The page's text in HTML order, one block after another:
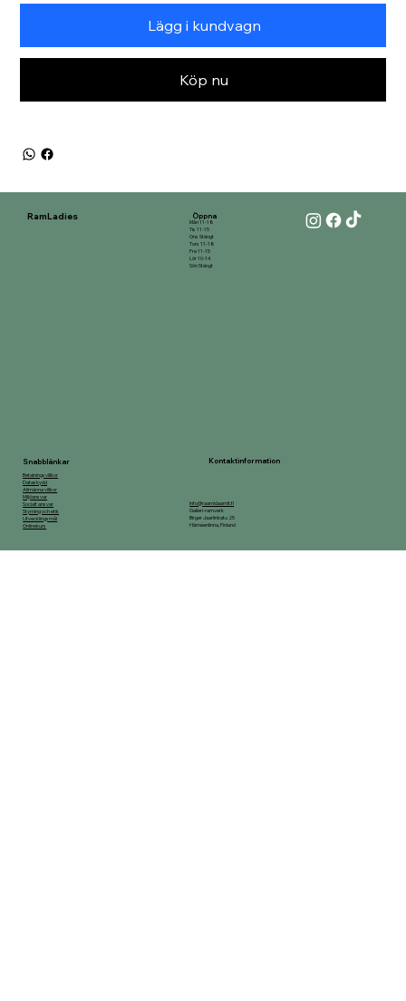
Lägg i kundvagn
Köp nu
RamLadies
Betalningsvillkor
Dataskydd
Allmänna villkor
Miljöansvar
Socialt ansvar
Styrning och etik
Utvecklingsmål
Onlinekurs
Snabblänkar Kontaktinformation
info@raamidaamit.fi
Galleri-ramverk
Birger Jaarlinkatu 25
Hämeenlinna, Finland
Mån 11-18
Tis 11-15
Ons Stängt
Tors 11-18
Fre 11-15
Lör 10-14
Sön Stängt
Öppna